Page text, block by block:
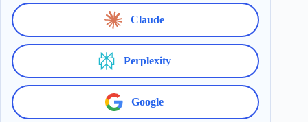
Claude
Perplexity
Google